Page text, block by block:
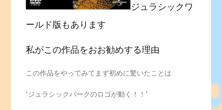
ジュラシックワ
ールド版もあります
私がこの作品をおお勧めする理由
この作品をやってみてまず初めに驚いたことは
‘ジュラシックパークのロゴが動く！！’